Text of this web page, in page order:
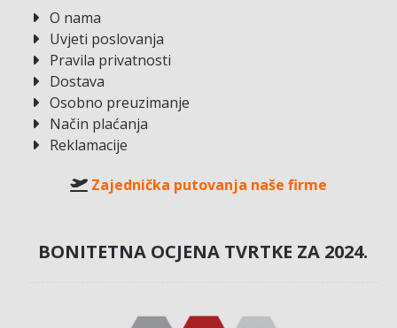
O nama
Uvjeti poslovanja
Pravila privatnosti
Dostava
Osobno preuzimanje
Način plaćanja
Reklamacije
Zajednička putovanja naše firme
BONITETNA OCJENA TVRTKE ZA 2024.